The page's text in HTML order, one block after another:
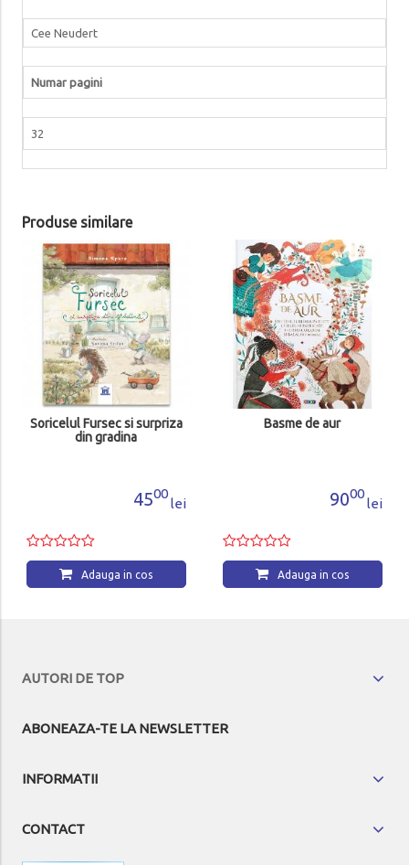
Cee Neudert
Numar pagini
32
Produse similare
Soricelul Fursec si surpriza
din gradina
4500
lei
Adauga in cos
Basme de aur
9000
lei
Adauga in cos
AUTORI DE TOP
ABONEAZA-TE LA NEWSLETTER
INFORMATII
CONTACT